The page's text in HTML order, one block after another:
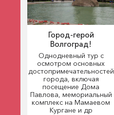
Город-герой
Волгоград!
Однодневный тур с
осмотром основных
достопримечательностей
города, включая
посещение Дома
Павлова, мемориальный
комплекс на Мамаевом
Кургане и др